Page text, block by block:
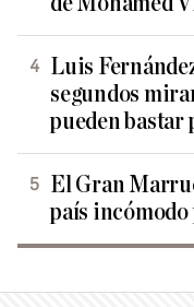
Luis
segundos
pueden bastar
El Gran
país incómodo